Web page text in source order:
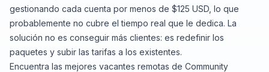
gestionando cada cuenta por menos de $125 USD, lo que
probablemente no cubre el tiempo real que le dedica. La
solución no es conseguir más clientes: es redefinir los
paquetes y subir las tarifas a los existentes.
Encuentra las mejores vacantes remotas de Community